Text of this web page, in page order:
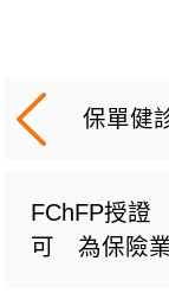
保單健
FChFP授證
可 為保險